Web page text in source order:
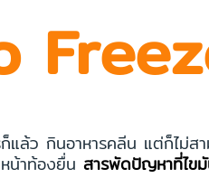
ล้ว กินอาหารคลีน แต่ก็ไม่สา
น้าท้องยื่น สารพัดปัญหาที่ไขมั